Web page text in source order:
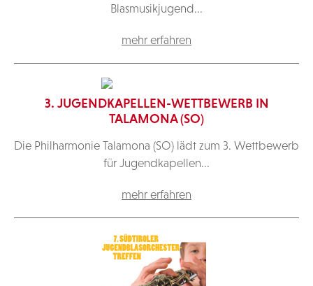
Blasmusikjugend...
mehr erfahren
3. JUGENDKAPELLEN-WETTBEWERB IN
TALAMONA (SO)
Die Philharmonie Talamona (SO) lädt zum 3. Wettbewerb
für Jugendkapellen...
mehr erfahren